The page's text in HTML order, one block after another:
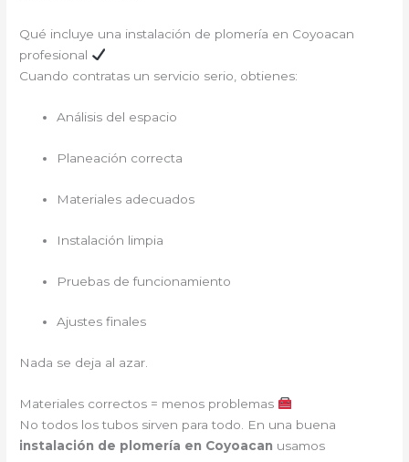
Qué incluye una instalación de plomería en Coyoacan
profesional
Cuando contratas un servicio serio, obtienes:
Análisis del espacio
Planeación correcta
Materiales adecuados
Instalación limpia
Pruebas de funcionamiento
Ajustes finales
Nada se deja al azar.
Materiales correctos = menos problemas
No todos los tubos sirven para todo. En una buena
instalación de plomería en Coyoacan usamos